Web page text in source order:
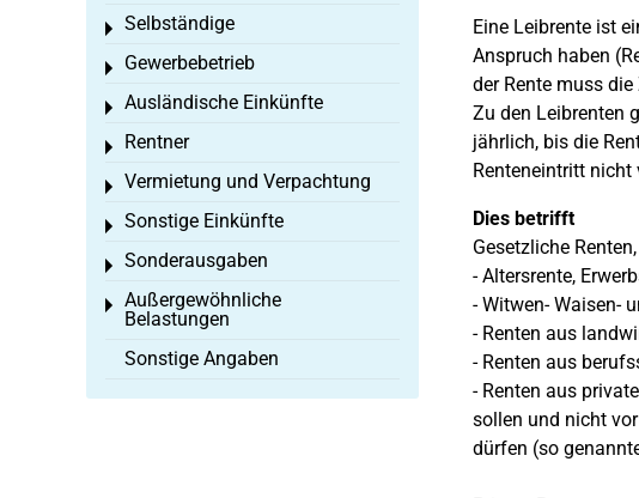
Eine Leibrente ist
Anspruch haben
der Rente muss
Zu den Leibrenten
jährlich, bis die
Renteneintritt nicht
Dies betrifft
Gesetzliche
- Altersrente,
- Witwen- Waisen-
- Renten aus
- Renten aus
- Renten aus
sollen und nicht
dürfen (so
Selbständige
Toggle menu
Gewerbebetrieb
Toggle menu
Ausländische Einkünfte
Toggle menu
Rentner
Toggle menu
Vermietung und Verpachtung
Toggle menu
Sonstige Einkünfte
Toggle menu
Sonderausgaben
Toggle menu
Außergewöhnliche
Belastungen
Toggle menu
Sonstige Angaben